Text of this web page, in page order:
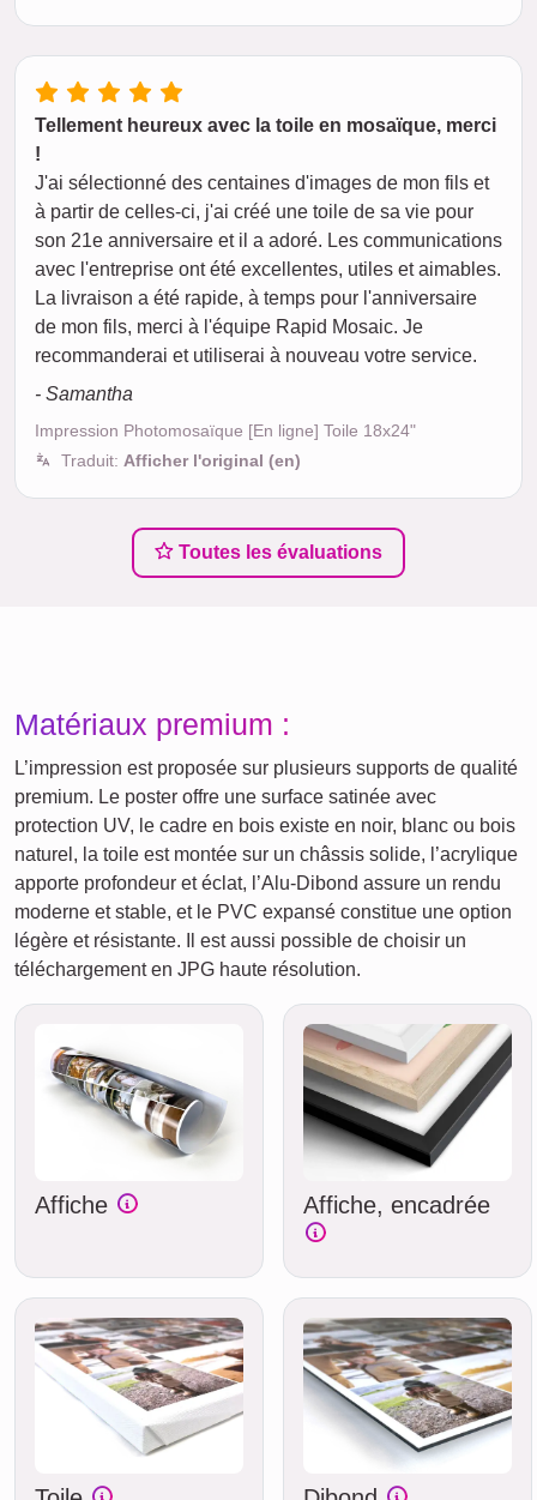
Tellement heureux avec la toile en mosaïque, merci
!
J'ai sélectionné des centaines d'images de mon fils et
à partir de celles-ci, j'ai créé une toile de sa vie pour
son 21e anniversaire et il a adoré. Les communications
avec l'entreprise ont été excellentes, utiles et aimables.
La livraison a été rapide, à temps pour l'anniversaire
de mon fils, merci à l'équipe Rapid Mosaic. Je
recommanderai et utiliserai à nouveau votre service.
- Samantha
Impression Photomosaïque [En ligne] Toile 18x24"
Traduit: Afficher l'original (en)
Toutes les évaluations
Matériaux premium :
L’impression est proposée sur plusieurs supports de qualité
premium. Le poster offre une surface satinée avec
protection UV, le cadre en bois existe en noir, blanc ou bois
naturel, la toile est montée sur un châssis solide, l’acrylique
apporte profondeur et éclat, l’Alu-Dibond assure un rendu
moderne et stable, et le PVC expansé constitue une option
légère et résistante. Il est aussi possible de choisir un
téléchargement en JPG haute résolution.
Affiche Affiche, encadrée